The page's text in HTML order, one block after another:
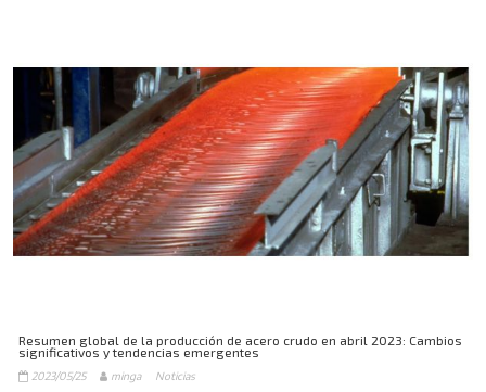
Resumen global de la producción de acero crudo en abril 2023: Cambios
significativos y tendencias emergentes
2023/05/25 minga Noticias